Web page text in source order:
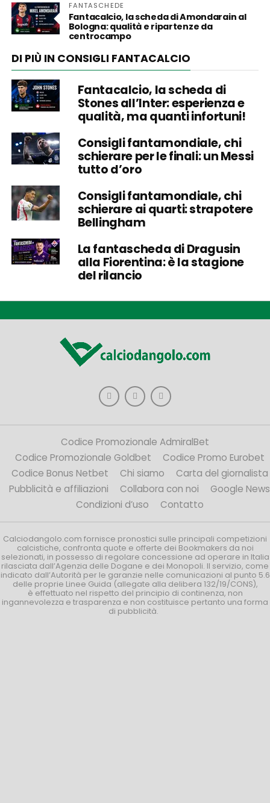
FANTASCHEDE
Fantacalcio, la scheda di Amondarain al
Bologna: qualità e ripartenze da
centrocampo
DI PIÙ IN CONSIGLI FANTACALCIO
Fantacalcio, la scheda di
Stones all’Inter: esperienza e
qualità, ma quanti infortuni!
Consigli fantamondiale, chi
schierare per le finali: un Messi
tutto d’oro
Consigli fantamondiale, chi
schierare ai quarti: strapotere
Bellingham
La fantascheda di Dragusin
alla Fiorentina: è la stagione
del rilancio
Codice Promozionale AdmiralBet
Codice Promozionale Goldbet
Codice Promo Eurobet
Codice Bonus Netbet
Chi siamo
Carta del giornalista
Pubblicità e affiliazioni
Collabora con noi
Google News
Condizioni d’uso
Contatto
Calciodangolo.com fornisce pronostici sulle principali competizioni
calcistiche, confronta quote e offerte dei Bookmakers da noi
selezionati, in possesso di regolare concessione ad operare in Italia
rilasciata dall’Agenzia delle Dogane e dei Monopoli. Il servizio, come
indicato dall’Autorità per le garanzie nelle comunicazioni al punto 5.6
delle proprie Linee Guida (allegate alla delibera 132/19/CONS),
è effettuato nel rispetto del principio di continenza, non
ingannevolezza e trasparenza e non costituisce pertanto una forma
di pubblicità.